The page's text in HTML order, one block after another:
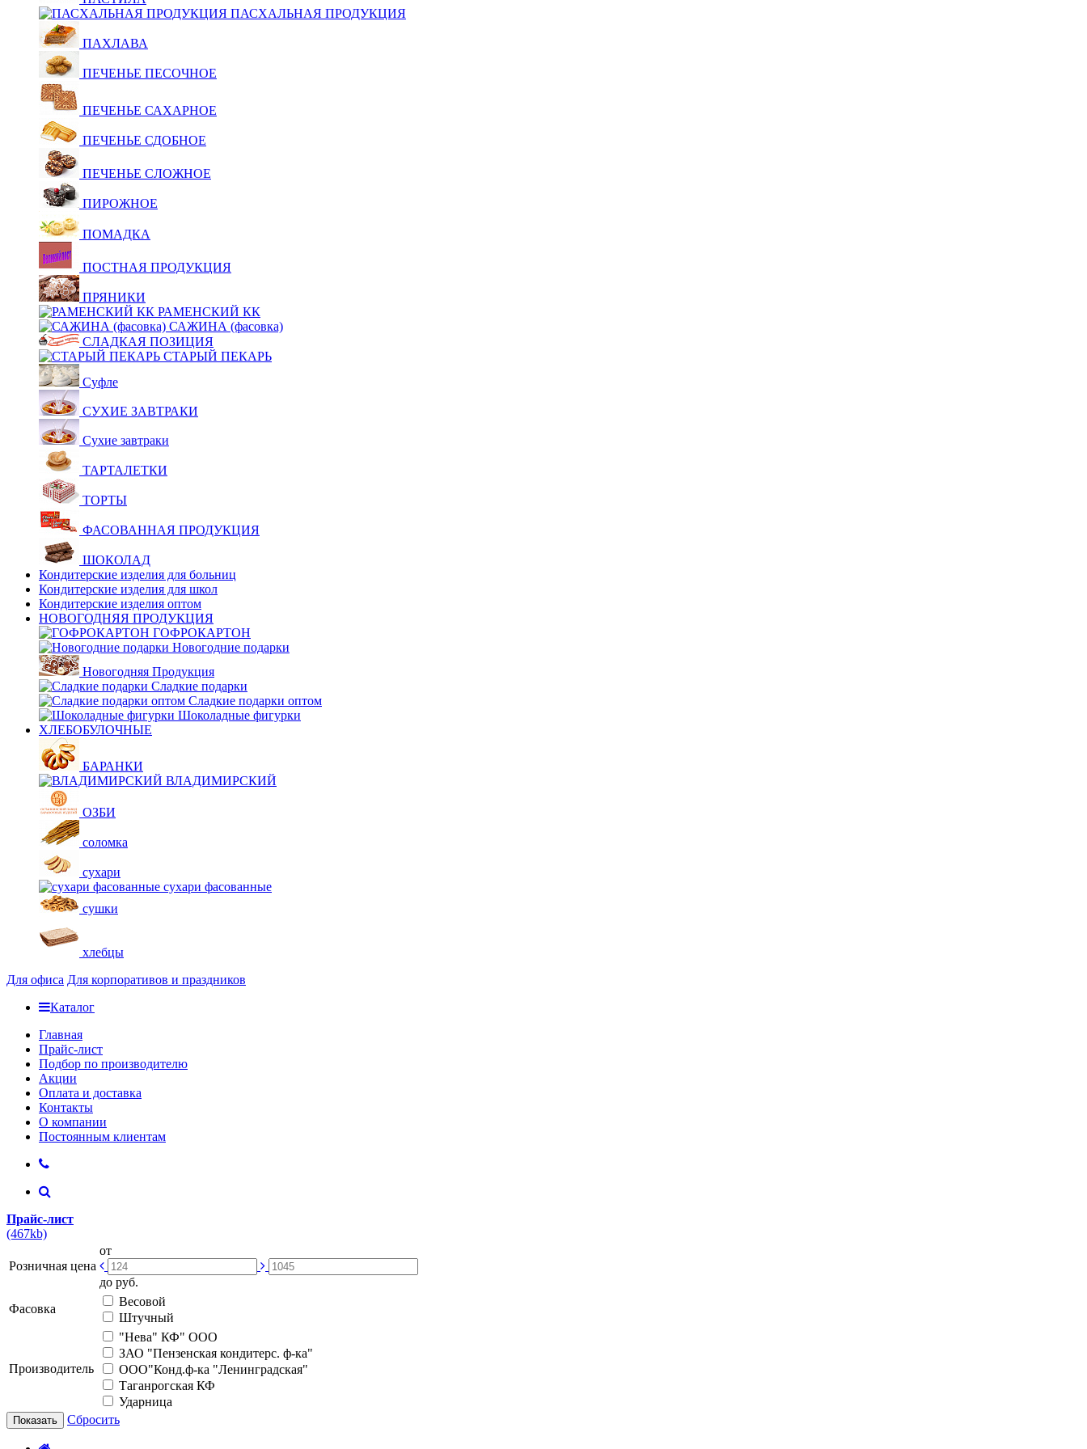
ПАСХАЛЬНАЯ ПРОДУКЦИЯ
ПАХЛАВА
ПЕЧЕНЬЕ ПЕСОЧНОЕ
ПЕЧЕНЬЕ САХАРНОЕ
ПЕЧЕНЬЕ СДОБНОЕ
ПЕЧЕНЬЕ СЛОЖНОЕ
ПИРОЖНОЕ
ПОМАДКА
ПОСТНАЯ ПРОДУКЦИЯ
ПРЯНИКИ
РАМЕНСКИЙ КК
САЖИНА (фасовка)
СЛАДКАЯ ПОЗИЦИЯ
СТАРЫЙ ПЕКАРЬ
Суфле
СУХИЕ ЗАВТРАКИ
Сухие завтраки
ТАРТАЛЕТКИ
ТОРТЫ
ФАСОВАННАЯ ПРОДУКЦИЯ
ШОКОЛАД
Кондитерские изделия для больниц
Кондитерские изделия для школ
Кондитерские изделия оптом
НОВОГОДНЯЯ ПРОДУКЦИЯ
ГОФРОКАРТОН
Новогодние подарки
Новогодняя Продукция
Сладкие подарки
Сладкие подарки оптом
Шоколадные фигурки
ХЛЕБОБУЛОЧНЫЕ
БАРАНКИ
ВЛАДИМИРСКИЙ
ОЗБИ
соломка
сухари
сухари фасованные
сушки
хлебцы
Для офиса Для корпоративов и праздников
Каталог
Главная
Прайс-лист
Подбор по производителю
Акции
Оплата и доставка
Контакты
О компании
Постоянным клиентам
Прайс-лист
(467kb)
Розничная цена
от
до руб.
Фасовка
Весовой
Штучный
Производитель
"Нева" КФ" ООО
ЗАО "Пензенская кондитерс. ф-ка"
ООО"Конд.ф-ка "Ленинградская"
Таганрогская КФ
Ударница
Показать Сбросить